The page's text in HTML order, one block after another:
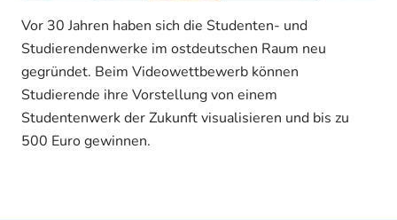
Vor 30 Jahren haben sich die Studenten- und
Studierendenwerke im ostdeutschen Raum neu
gegründet. Beim Videowettbewerb können
Studierende ihre Vorstellung von einem
Studentenwerk der Zukunft visualisieren und bis zu
500 Euro gewinnen.